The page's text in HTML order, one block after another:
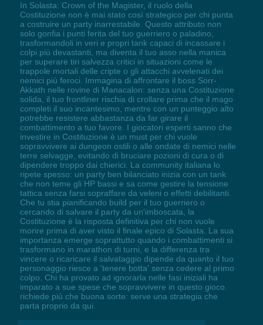
In Solasta: Crown of the Magister, il ruolo della
Costituzione non è mai stato così strategico per chi punta
a costruire un party inarrestabile. Questo attributo non
solo gonfia i punti ferita del tuo guerriero o paladino,
trasformandoli in veri e propri tank capaci di incassare i
colpi più devastanti, ma diventa il tuo asso nella manica
per superare tiri salvezza critici in situazioni come le
trappole mortali delle cripte o gli attacchi avvelenati dei
nemici più feroci. Immagina di affrontare il boss Sorr-
Akkath nelle rovine di Manacalon: senza una Costituzione
solida, il tuo frontliner rischia di crollare prima che il mago
completi il suo incantesimo, mentre con un punteggio alto
potrebbe resistere abbastanza da far girare il
combattimento a tuo favore. I giocatori esperti sanno che
investire in Costituzione è un must per chi vuole
sopravvivere ai dungeon ostili o alle ondate di nemici nelle
terre selvagge, evitando di bruciare pozioni di cura o di
dipendere troppo dai chierici. La community italiana lo
ripete spesso: un party ben bilanciato inizia con un tank
che non teme gli HP bassi e sa come gestire la tensione
tattica senza farsi sopraffare da veleni o effetti debilitanti.
Che tu stia pianificando build per il tuo guerriero o
cercando di salvare il party da un'imboscata, la
Costituzione è la risposta definitiva per chi non vuole
morire prima di aver visto il finale epico di Solasta. La sua
importanza emerge soprattutto quando i combattimenti si
trasformano in marathon di turni, e la differenza tra
vincere o ricaricare il salvataggio dipende da quanto il tuo
personaggio riesce a 'tenere botta' senza cedere al primo
colpo. Chi ha provato ad ignorarla nelle fasi iniziali ha
imparato a sue spese che sopravvivere in questo gioco
richiede più che buona sorte: serve una strategia che
parta proprio da qui.